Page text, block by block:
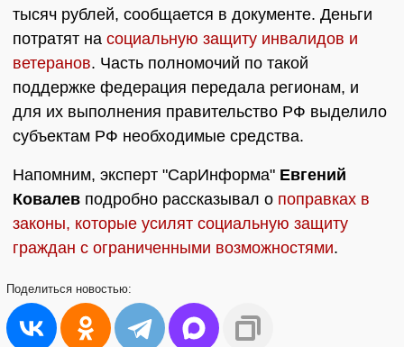
тысяч рублей, сообщается в документе. Деньги
потратят на социальную защиту инвалидов и
ветеранов. Часть полномочий по такой
поддержке федерация передала регионам, и
для их выполнения правительство РФ выделило
субъектам РФ необходимые средства.
Напомним, эксперт "СарИнформа" Евгений
Ковалев подробно рассказывал о поправках в
законы, которые усилят социальную защиту
граждан с ограниченными возможностями.
Поделиться новостью: